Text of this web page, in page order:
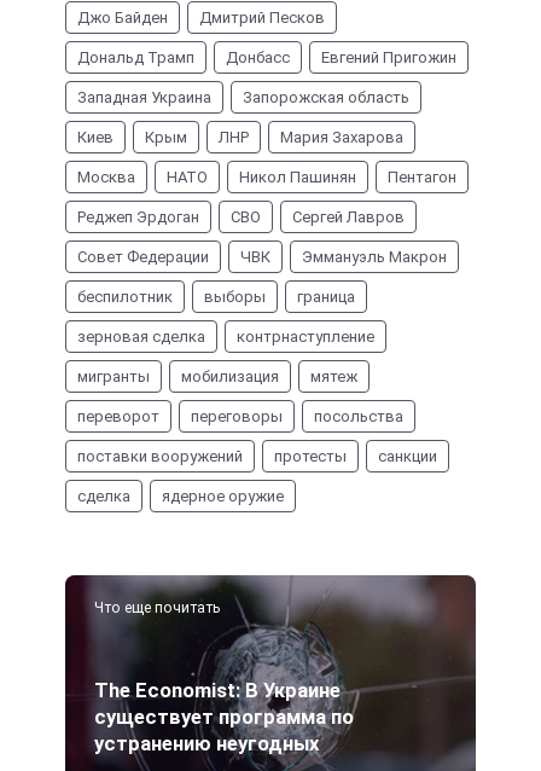
Джо Байден Дмитрий Песков
Дональд Трамп Донбасс Евгений Пригожин
Западная Украина Запорожская область
Киев Крым ЛНР Мария Захарова
Москва НАТО Никол Пашинян Пентагон
Реджеп Эрдоган СВО Сергей Лавров
Совет Федерации ЧВК Эммануэль Макрон
беспилотник выборы граница
зерновая сделка контрнаступление
мигранты мобилизация мятеж
переворот переговоры посольства
поставки вооружений протесты санкции
сделка ядерное оружие
Что еще почитать
The Economist: В Украине
существует программа по
устранению неугодных